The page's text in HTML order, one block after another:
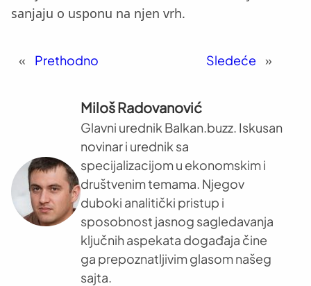
sanjaju o usponu na njen vrh.
« Prethodno Sledeće »
Miloš Radovanović
Glavni urednik Balkan.buzz. Iskusan
novinar i urednik sa
specijalizacijom u ekonomskim i
društvenim temama. Njegov
duboki analitički pristup i
sposobnost jasnog sagledavanja
ključnih aspekata događaja čine
ga prepoznatljivim glasom našeg
sajta.